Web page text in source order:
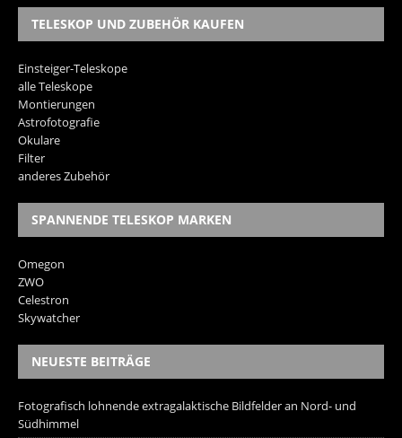
TELESKOP UND ZUBEHÖR KAUFEN
Einsteiger-Teleskope
alle Teleskope
Montierungen
Astrofotografie
Okulare
Filter
anderes Zubehör
SPANNENDE TELESKOP MARKEN
Omegon
ZWO
Celestron
Skywatcher
NEUESTE BEITRÄGE
Fotografisch lohnende extragalaktische Bildfelder an Nord- und
Südhimmel